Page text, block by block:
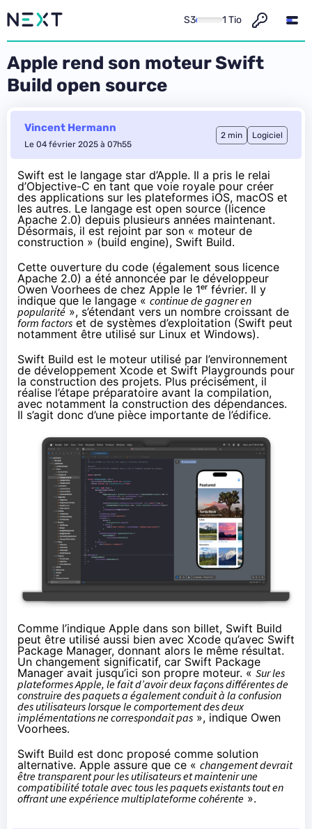
S3 1 Tio
Apple rend son moteur Swift
Build open source
Vincent Hermann
Le 04 février 2025 à 07h55
2 min Logiciel
Swift est le langage star d’Apple. Il a pris le relai
d’Objective-C en tant que voie royale pour créer
des applications sur les plateformes iOS, macOS et
les autres. Le langage est open source (licence
Apache 2.0) depuis plusieurs années maintenant.
Désormais, il est rejoint par son « moteur de
construction » (build engine), Swift Build.
Cette ouverture du code (également sous licence
Apache 2.0) a été annoncée par le développeur
Owen Voorhees de chez Apple le 1ᵉʳ février. Il y
indique que le langage « continue de gagner en
popularité », s’étendant vers un nombre croissant de
form factors et de systèmes d’exploitation (Swift peut
notamment être utilisé sur Linux et Windows).
Swift Build est le moteur utilisé par l’environnement
de développement Xcode et Swift Playgrounds pour
la construction des projets. Plus précisément, il
réalise l’étape préparatoire avant la compilation,
avec notamment la construction des dépendances.
Il s’agit donc d’une pièce importante de l’édifice.
Comme l’indique Apple dans son billet, Swift Build
peut être utilisé aussi bien avec Xcode qu’avec Swift
Package Manager, donnant alors le même résultat.
Un changement significatif, car Swift Package
Manager avait jusqu’ici son propre moteur. « Sur les
plateformes Apple, le fait d’avoir deux façons différentes de
construire des paquets a également conduit à la confusion
des utilisateurs lorsque le comportement des deux
implémentations ne correspondait pas », indique Owen
Voorhees.
Swift Build est donc proposé comme solution
alternative. Apple assure que ce « changement devrait
être transparent pour les utilisateurs et maintenir une
compatibilité totale avec tous les paquets existants tout en
offrant une expérience multiplateforme cohérente ».